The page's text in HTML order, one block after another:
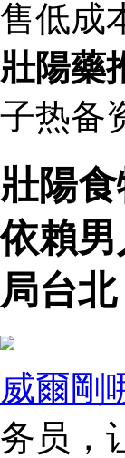
售低成
壯陽藥
子热备
壯陽
依賴
局台北
威爾剛
务员，